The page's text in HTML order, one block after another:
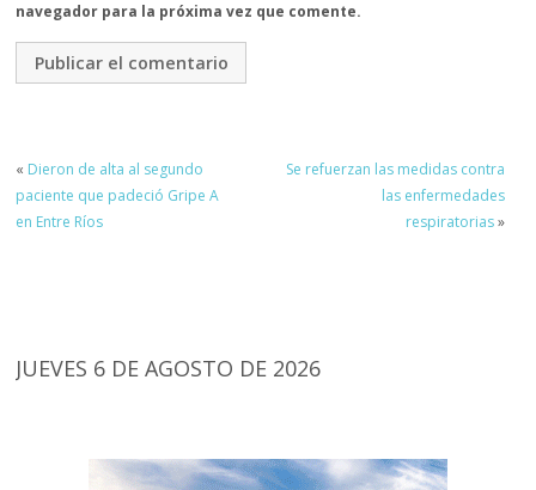
navegador para la próxima vez que comente.
« Dieron de alta al segundo
paciente que padeció Gripe A
en Entre Ríos
Se refuerzan las medidas contra
las enfermedades
respiratorias»
JUEVES 6 DE AGOSTO DE 2026